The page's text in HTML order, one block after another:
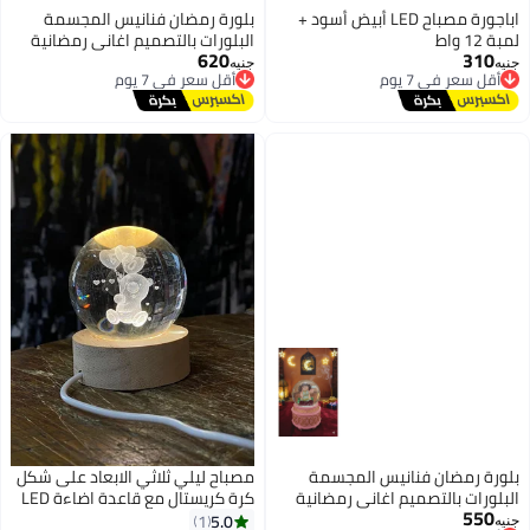
اباجورة مصباح LED أبيض أسود +
لمبة 12 واط
جنيه310
أقل سعر في 7 يوم
توصيل مجاني
أقل سعر في 7 يوم
بلورة رمضان فنانيس المجسمة
البلورات بالتصميم اغاني رمضانية
الانوار الميكس وتغيير الاغاني
بمفتاح التشغيل بتشتغل بحجارة
جنيه620
أقل سعر في 7 يوم
توصيل مجاني
أقل سعر في 7 يوم
بلورة رمضان فنانيس المجسمة
البلورات بالتصميم اغاني رمضانية
البلورة بماتور علشان اجواء الثلوج و
جنيه550
أقل سعر في 7 يوم
مصباح ليلي ثلاثي الابعاد على شكل
كرة كريستال مع قاعدة اضاءة LED
ملونة، كرة بلورية خفيفة متغيرة
5.0
1